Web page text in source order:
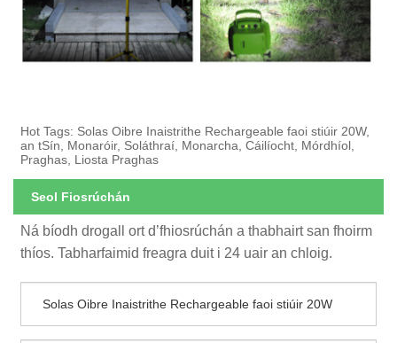
Hot Tags: Solas Oibre Inaistrithe Rechargeable faoi stiúir 20W,
an tSín, Monaróir, Soláthraí, Monarcha, Cáilíocht, Mórdhíol,
Praghas, Liosta Praghas
Seol Fiosrúchán
Ná bíodh drogall ort d’fhiosrúchán a thabhairt san fhoirm
thíos. Tabharfaimid freagra duit i 24 uair an chloig.